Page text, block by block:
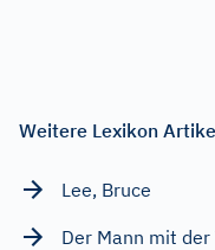
Weitere Lexikon
Lee, Bruce
Der Mann mit der